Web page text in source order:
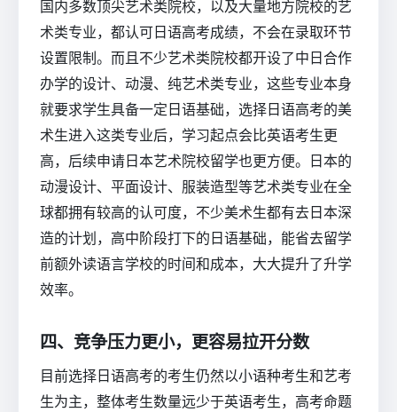
国内多数顶尖艺术类院校，以及大量地方院校的艺
术类专业，都认可日语高考成绩，不会在录取环节
设置限制。而且不少艺术类院校都开设了中日合作
办学的设计、动漫、纯艺术类专业，这些专业本身
就要求学生具备一定日语基础，选择日语高考的美
术生进入这类专业后，学习起点会比英语考生更
高，后续申请日本艺术院校留学也更方便。日本的
动漫设计、平面设计、服装造型等艺术类专业在全
球都拥有较高的认可度，不少美术生都有去日本深
造的计划，高中阶段打下的日语基础，能省去留学
前额外读语言学校的时间和成本，大大提升了升学
效率。
四、竞争压力更小，更容易拉开分数
目前选择日语高考的考生仍然以小语种考生和艺考
生为主，整体考生数量远少于英语考生，高考命题